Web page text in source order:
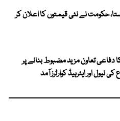
حکومت نے نئی قیمتوں کا اعلان کر
دفاعی تعاون مزید مضبوط بنانے پر
نیول اور ایئرہیڈ کوارٹرز آمد